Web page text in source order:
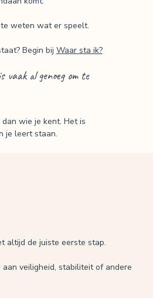
weten wat er speelt.
Begin bij Waar sta ik?
vaak al genoeg om te
dan wie je kent. Het is
je leert staan.
altijd de juiste eerste stap.
veiligheid, stabiliteit of andere